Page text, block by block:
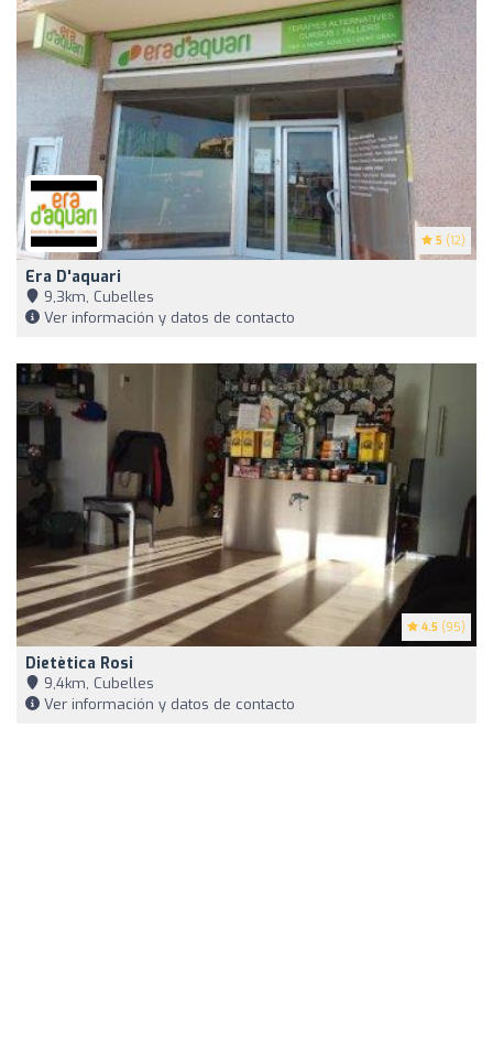
5 (12)
Era D'aquari
9,3km, Cubelles
Ver información y datos de contacto
4.5 (95)
Dietètica Rosi
9,4km, Cubelles
Ver información y datos de contacto